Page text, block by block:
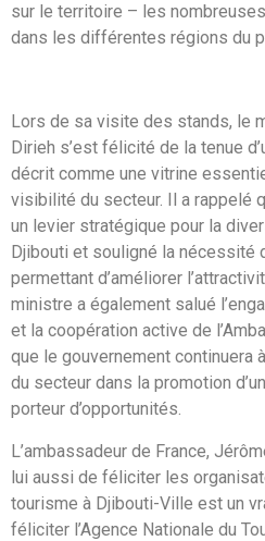
sur le territoire – les
dans les différentes régions du
Lors de sa visite des stands, le
Dirieh s’est félicité de la tenue
décrit comme une vitrine
visibilité du secteur. Il a rappelé
un levier stratégique pour la
Djibouti et souligné la nécessité
permettant d’améliorer
ministre a également salué
et la coopération active de
que le gouvernement continuera
du secteur dans la promotion
porteur d’opportunités.
L’ambassadeur de France,
lui aussi de féliciter les
tourisme à Djibouti-Ville est un
féliciter l’Agence Nationale du